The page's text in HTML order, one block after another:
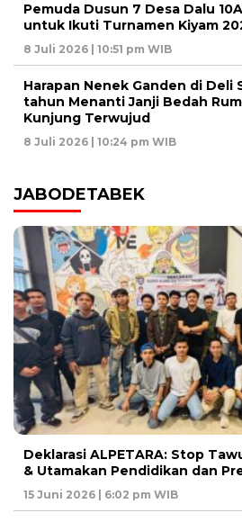
Pemuda Dusun 7 Desa Dalu
untuk Ikuti Turnamen Kiyam
8 Juli 2026 | 10:51 pm WIB
Harapan Nenek Ganden di Deli
tahun Menanti Janji Bedah
Kunjung Terwujud
8 Juli 2026 | 10:24 pm WIB
JABODETABEK
Deklarasi ALPETARA: Stop
& Utamakan Pendidikan dan
15 Juni 2026 | 6:02 pm WIB